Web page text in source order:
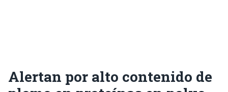
Alertan por alto contenido de